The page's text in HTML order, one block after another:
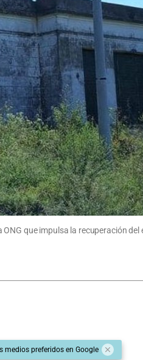
que impulsa la recuperación
medios preferidos en Google